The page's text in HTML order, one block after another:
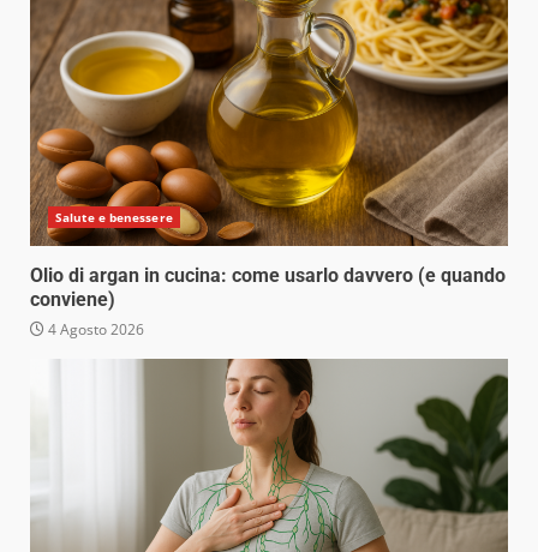
Salute e benessere
Olio di argan in cucina: come usarlo davvero (e quando
conviene)
4 Agosto 2026